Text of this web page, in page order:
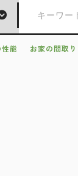
能 お家の間取り